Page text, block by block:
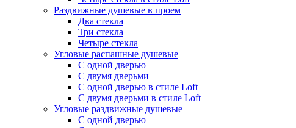
Раздвижные душевые в проем
Два стекла
Три стекла
Четыре стекла
Угловые распашные душевые
С одной дверью
С двумя дверьми
С одной дверью в стиле Loft
С двумя дверьми в стиле Loft
Угловые раздвижные душевые
С одной дверью